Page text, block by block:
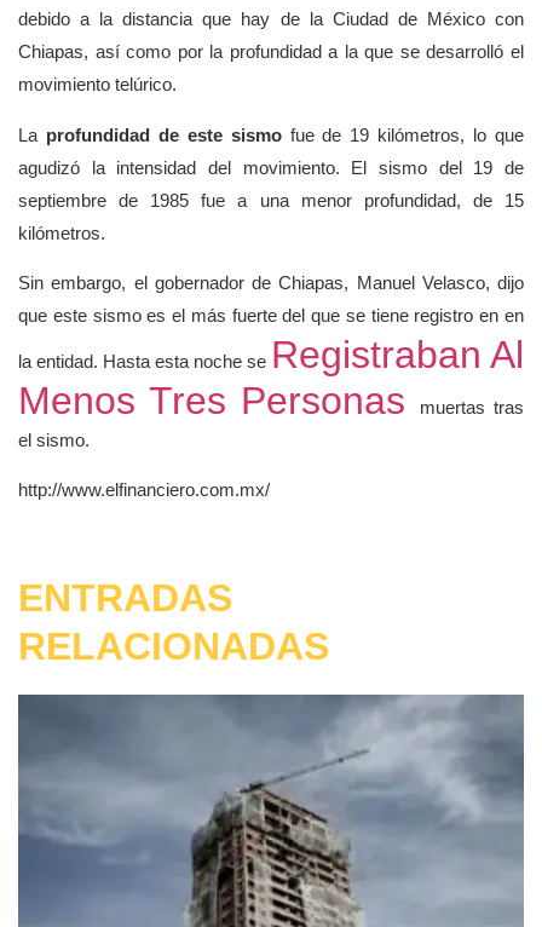
debido a la distancia que hay de la Ciudad de México con
Chiapas, así como por la profundidad a la que se desarrolló el
movimiento telúrico.
La profundidad de este sismo fue de 19 kilómetros, lo que
agudizó la intensidad del movimiento. El sismo del 19 de
septiembre de 1985 fue a una menor profundidad, de 15
kilómetros.
Sin embargo, el gobernador de Chiapas, Manuel Velasco, dijo
que este sismo es el más fuerte del que se tiene registro en en
la entidad. Hasta esta noche se Registraban Al
Menos Tres Personas
muertas tras
el sismo.
http://www.elfinanciero.com.mx/
ENTRADAS
RELACIONADAS